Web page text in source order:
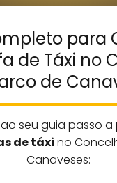
para
de Táxi no
de
seu guia passo
de táxi no
Canaveses: